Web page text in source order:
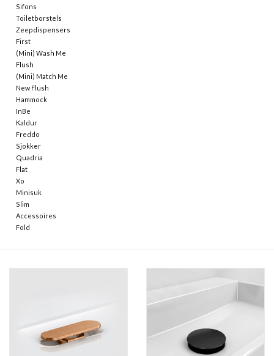
reserveonderdelen
Merken
Sifons
Toiletborstels
Zeepdispensers
First
(Mini) Wash Me
Flush
(Mini) Match Me
New Flush
Hammock
InBe
Kaldur
Freddo
Sjokker
Quadria
Flat
Xo
Minisuk
Slim
Accessoires
Fold